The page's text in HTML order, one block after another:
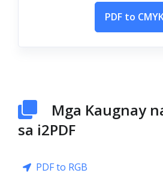
PDF to
Mga Kaugnay
sa i2PDF
PDF to RGB